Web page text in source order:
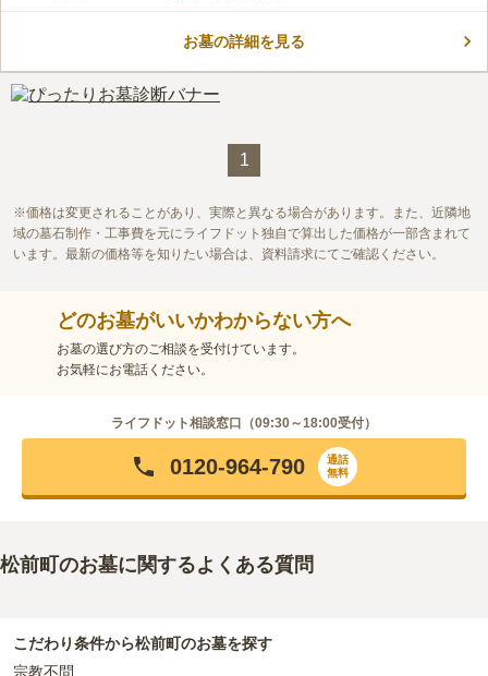
から近く、買い物やご家族揃っての会食に利用できます。 「松
れています。 お参りのついでに「松前するめ」を購入すること
ができるのも松前町ならではの魅力です。
口コミ評価
お墓の詳細を見る
1
価格は変更されることがあり、実際と異なる場合があります。また、近隣地
域の墓石制作・工事費を元にライフドット独自で算出した価格が一部含まれて
います。最新の価格等を知りたい場合は、資料請求にてご確認ください。
どのお墓がいいかわからない方へ
お墓の選び方のご相談を受付けています。
お気軽にお電話ください。
ライフドット相談窓口（09:30～18:00受付）
0120-964-790
通話
無料
松前町のお墓に関するよくある質問
こだわり条件から松前町のお墓を探す
宗教不問